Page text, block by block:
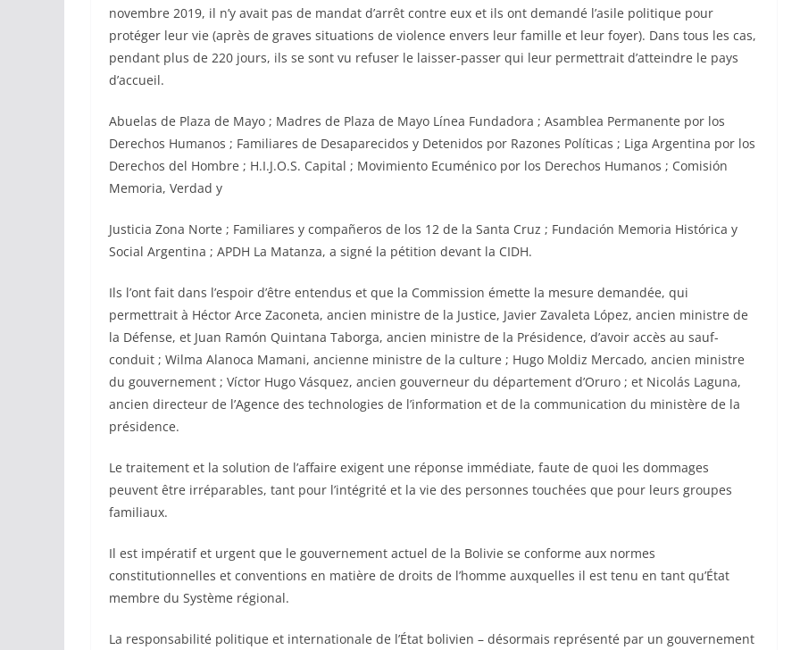
novembre 2019, il n’y avait pas de mandat d’arrêt contre eux et ils ont demandé l’asile politique pour
protéger leur vie (après de graves situations de violence envers leur famille et leur foyer). Dans tous les cas,
pendant plus de 220 jours, ils se sont vu refuser le laisser-passer qui leur permettrait d’atteindre le pays
d’accueil.
Abuelas de Plaza de Mayo ; Madres de Plaza de Mayo Línea Fundadora ; Asamblea Permanente por los
Derechos Humanos ; Familiares de Desaparecidos y Detenidos por Razones Políticas ; Liga Argentina por los
Derechos del Hombre ; H.I.J.O.S. Capital ; Movimiento Ecuménico por los Derechos Humanos ; Comisión
Memoria, Verdad y
Justicia Zona Norte ; Familiares y compañeros de los 12 de la Santa Cruz ; Fundación Memoria Histórica y
Social Argentina ; APDH La Matanza, a signé la pétition devant la CIDH.
Ils l’ont fait dans l’espoir d’être entendus et que la Commission émette la mesure demandée, qui
permettrait à Héctor Arce Zaconeta, ancien ministre de la Justice, Javier Zavaleta López, ancien ministre de
la Défense, et Juan Ramón Quintana Taborga, ancien ministre de la Présidence, d’avoir accès au sauf-
conduit ; Wilma Alanoca Mamani, ancienne ministre de la culture ; Hugo Moldiz Mercado, ancien ministre
du gouvernement ; Víctor Hugo Vásquez, ancien gouverneur du département d’Oruro ; et Nicolás Laguna,
ancien directeur de l’Agence des technologies de l’information et de la communication du ministère de la
présidence.
Le traitement et la solution de l’affaire exigent une réponse immédiate, faute de quoi les dommages
peuvent être irréparables, tant pour l’intégrité et la vie des personnes touchées que pour leurs groupes
familiaux.
Il est impératif et urgent que le gouvernement actuel de la Bolivie se conforme aux normes
constitutionnelles et conventions en matière de droits de l’homme auxquelles il est tenu en tant qu’État
membre du Système régional.
La responsabilité politique et internationale de l’État bolivien – désormais représenté par un gouvernement